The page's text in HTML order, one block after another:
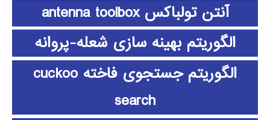
آنتن تولباکس antenna toolbox
الگوریتم بهینه سازی شعله-پروانه
الگوریتم جستجوی فاخته cuckoo
search